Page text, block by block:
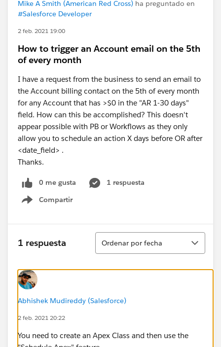
Mike A Smith (American Red Cross) ha preguntado en
#Salesforce Developer
2 feb. 2021 19:00
How to trigger an Account email on the 5th
of every month
I have a request from the business to send an email to
the Account billing contact on the 5th of every month
for any Account that has >$0 in the "AR 1-30 days"
field. How can this be accomplished? This doesn't
appear possible with PB or Workflows as they only
allow you to schedule an action X days before OR after
<date_field> .
Thanks.
0 me gusta
1 respuesta
Compartir
Show menu
1 respuesta
Ordenar
Ordenar por fecha
Abhishek Mudireddy (Salesforce)
2 feb. 2021 20:22
You need to create an Apex Class and then use the